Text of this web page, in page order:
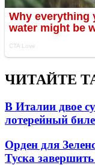
ЧИТАЙТЕ
В Италии двое
лотерейный
Орден для
Туска